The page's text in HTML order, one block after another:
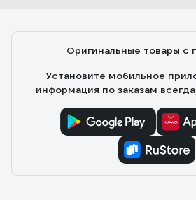
Оригинальные товары с
Установите мобильное
информация по заказам